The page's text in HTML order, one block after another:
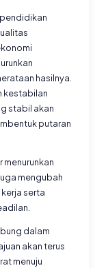
hasilnya.
kestabilan
stabil akan
putaran
menurunkan
mengubah
serta
dalam
akan terus
menuju